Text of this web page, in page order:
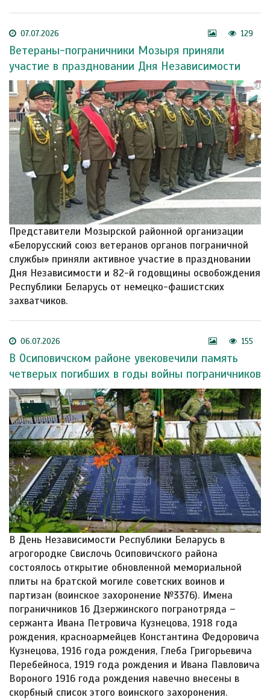
07.07.2026 129
Ветераны-пограничники Мозыря приняли
участие в праздновании Дня Независимости
Представители Мозырской районной организации
«Белорусский союз ветеранов органов пограничной
службы» приняли активное участие в праздновании
Дня Независимости и 82-й годовщины освобождения
Республики Беларусь от немецко-фашистских
захватчиков.
06.07.2026 155
В Осиповичском районе увековечили память
четверых погибших в годы войны пограничников
В День Независимости Республики Беларусь в
агрогородке Свислочь Осиповичского района
состоялось открытие обновленной мемориальной
плиты на братской могиле советских воинов и
партизан (воинское захоронение №3376). Имена
пограничников 16 Дзержинского погранотряда –
сержанта Ивана Петровича Кузнецова, 1918 года
рождения, красноармейцев Константина Федоровича
Кузнецова, 1916 года рождения, Глеба Григорьевича
Перебейноса, 1919 года рождения и Ивана Павловича
Вороного 1916 года рождения навечно внесены в
скорбный список этого воинского захоронения.